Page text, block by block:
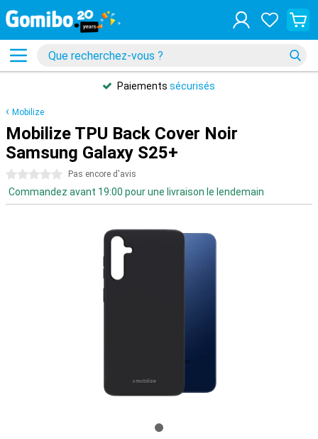
Paiements sécurisés
Mobilize
Mobilize TPU Back Cover Noir
Samsung Galaxy S25+
0 étoiles Pas encore d'avis
Commandez avant 19:00 pour une livraison le lendemain